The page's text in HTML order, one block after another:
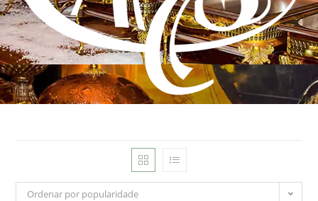
Ordenar por popularidade